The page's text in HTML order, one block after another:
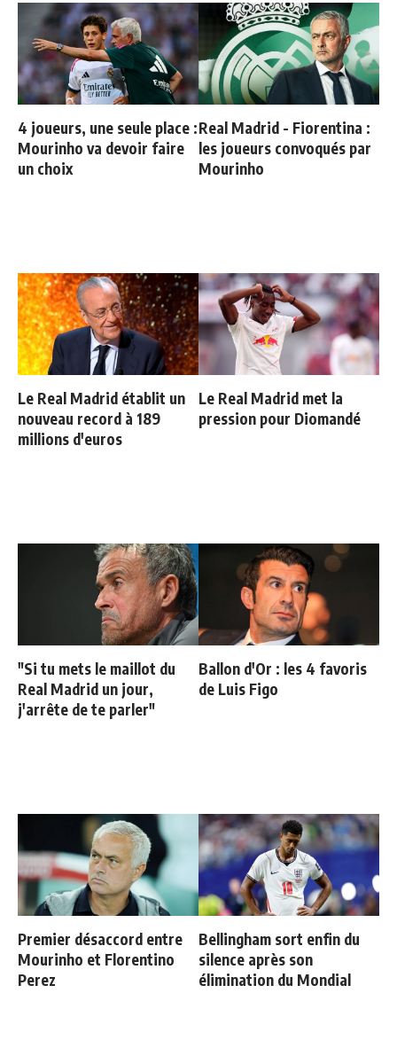
4 joueurs, une seule place :
Mourinho va devoir faire
un choix
Real Madrid - Fiorentina :
les joueurs convoqués par
Mourinho
Le Real Madrid établit un
nouveau record à 189
millions d'euros
Le Real Madrid met la
pression pour Diomandé
"Si tu mets le maillot du
Real Madrid un jour,
j'arrête de te parler"
Ballon d'Or : les 4 favoris
de Luis Figo
Premier désaccord entre
Mourinho et Florentino
Perez
Bellingham sort enfin du
silence après son
élimination du Mondial